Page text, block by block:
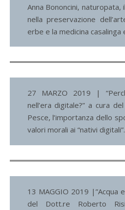
Anna Bononcini,
nella preservazione
erbe e la medicina casalinga
27 MARZO 2019 |
nell’era digitale?” a cura
Pesce, l’importanza dello
valori morali ai “nativi digitali”.
13 MAGGIO 2019 |”Acqua
del Dott.re Roberto